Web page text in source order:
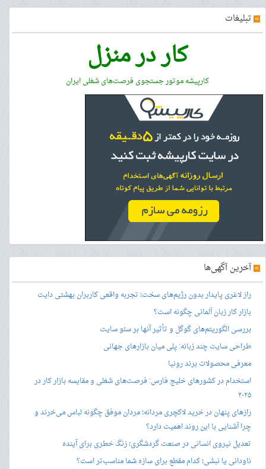
» تبلیغات
کار در منزل
کارپیشه موتور جستجوی فرصت‌های شغلی ایران
»آخرین آگهی‌ها
راز لاغری پایدار بدون رژیم‌های سخت؛ تجربه واقعی کاربران بهشتی دایت
بازار کار زبان آلمانی چگونه است؟
بررسی الگوریتم‌های گوگل و تأثیر آنها بر سئو سایت
طراحی سایت چند زبانه: پلی میان بازارهای جهانی
معرفی محصولات برند رونیا
استخدام در کشورهای خلیج فارس: فرصت‌های شغلی و مقایسه بازار کار در
۲۰۲۵
رازهای پنهان در خرید لاکچری مردانه؛ مردان موفق چگونه لباس می‌خرند و
چرا آشنایی با این روند اهمیت دارد؟
تعدیل نیروی انسانی در صنعت گردشگری؛ زنگ خطری برای آینده
ناودانی یا نبشی؛ کدام مقطع برای سازه شما مناسب‌تر است؟